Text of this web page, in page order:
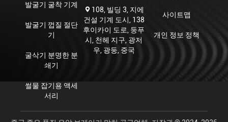
발굴기 굴착 기계
발굴기 껍질 절단
기
굴삭기 분명한 분
쇄기
썰물 잡기용 액세
서리
108, 빌딩 3, 지에
건설 기계 도시, 138
후이카이 도로, 둥푸
시, 천헤 지구, 광저
우, 광둥, 중국
사이트맵
개인 정보 정책